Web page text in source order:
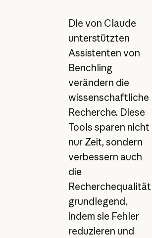
Die von Claude
unterstützten
Assistenten von
Benchling
verändern die
wissenschaftliche
Recherche. Diese
Tools sparen nicht
nur Zeit, sondern
verbessern auch
die
Recherchequalität
grundlegend,
indem sie Fehler
reduzieren und